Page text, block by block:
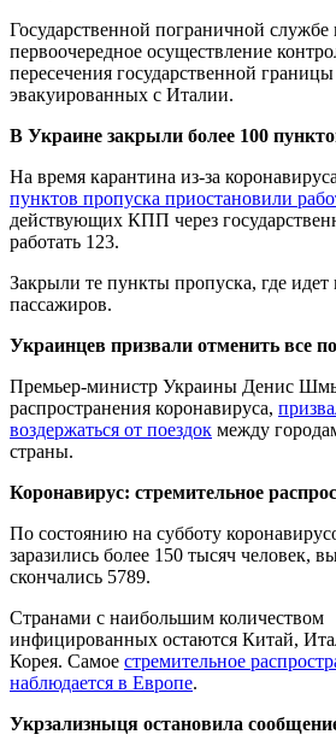
Государственной пограничной службе
первоочередное осуществление
пересечения государственной
эвакуированных с Италии.
В Украине закрыли более 100
На время карантина из-за
пунктов пропуска приостановили
действующих КПП через
работать 123.
Закрыли те пункты пропуска, где
пассажиров.
Украинцев призвали отменить все
Премьер-министр Украины Денис
распространения коронавируса,
воздержаться от поездок между
страны.
Коронавирус: стремительное
По состоянию на субботу
заразились более 150 тысяч человек,
скончались 5789.
Странами с наибольшим количеством
инфицированных остаются Китай,
Корея. Самое стремительное
наблюдается в Европе.
Укрзализныця остановила